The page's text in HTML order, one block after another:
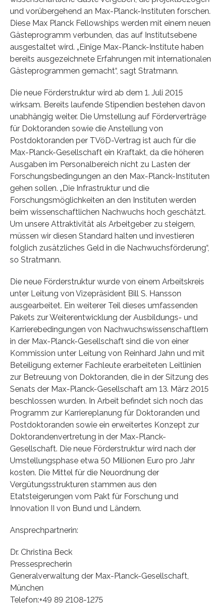
und vorübergehend an Max-Planck-Instituten forschen.
Diese Max Planck Fellowships werden mit einem neuen
Gästeprogramm verbunden, das auf Institutsebene
ausgestaltet wird. „Einige Max-Planck-Institute haben
bereits ausgezeichnete Erfahrungen mit internationalen
Gästeprogrammen gemacht“, sagt Stratmann.
Die neue Förderstruktur wird ab dem 1. Juli 2015
wirksam. Bereits laufende Stipendien bestehen davon
unabhängig weiter. Die Umstellung auf Förderverträge
für Doktoranden sowie die Anstellung von
Postdoktoranden per TVöD-Vertrag ist auch für die
Max-Planck-Gesellschaft ein Kraftakt, da die höheren
Ausgaben im Personalbereich nicht zu Lasten der
Forschungsbedingungen an den Max-Planck-Instituten
gehen sollen. „Die Infrastruktur und die
Forschungsmöglichkeiten an den Instituten werden
beim wissenschaftlichen Nachwuchs hoch geschätzt.
Um unsere Attraktivität als Arbeitgeber zu steigern,
müssen wir diesen Standard halten und investieren
folglich zusätzliches Geld in die Nachwuchsförderung“,
so Stratmann.
Die neue Förderstruktur wurde von einem Arbeitskreis
unter Leitung von Vizepräsident Bill S. Hansson
ausgearbeitet. Ein weiterer Teil dieses umfassenden
Pakets zur Weiterentwicklung der Ausbildungs- und
Karrierebedingungen von Nachwuchswissenschaftlern
in der Max-Planck-Gesellschaft sind die von einer
Kommission unter Leitung von Reinhard Jahn und mit
Beteiligung externer Fachleute erarbeiteten Leitlinien
zur Betreuung von Doktoranden, die in der Sitzung des
Senats der Max-Planck-Gesellschaft am 13. März 2015
beschlossen wurden. In Arbeit befindet sich noch das
Programm zur Karriereplanung für Doktoranden und
Postdoktoranden sowie ein erweitertes Konzept zur
Doktorandenvertretung in der Max-Planck-
Gesellschaft. Die neue Förderstruktur wird nach der
Umstellungsphase etwa 50 Millionen Euro pro Jahr
kosten. Die Mittel für die Neuordnung der
Vergütungsstrukturen stammen aus den
Etatsteigerungen vom Pakt für Forschung und
Innovation II von Bund und Ländern.
Ansprechpartnerin:
Dr. Christina Beck
Pressesprecherin
Generalverwaltung der Max-Planck-Gesellschaft,
München
Telefon:+49 89 2108-1275